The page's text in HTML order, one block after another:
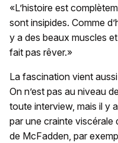
«L’histoire est
sont insipides. Comme
y a des beaux muscles
fait pas rêver.»
La fascination vient
On n’est pas au niveau
toute interview, mais il y a
par une crainte viscérale
de McFadden, par